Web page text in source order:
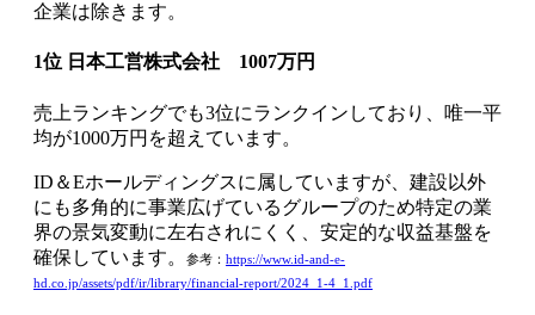
企業は除きます。
1位 日本工営株式会社 1007万円
売上ランキングでも3位にランクインしており、唯一平
均が1000万円を超えています。
ID＆Eホールディングスに属していますが、建設以外
にも多角的に事業広げているグループのため特定の業
界の景気変動に左右されにくく、安定的な収益基盤を
確保しています。
参考： https://www.id-and-e-
hd.co.jp/assets/pdf/ir/library/financial-report/2024_1-4_1.pdf